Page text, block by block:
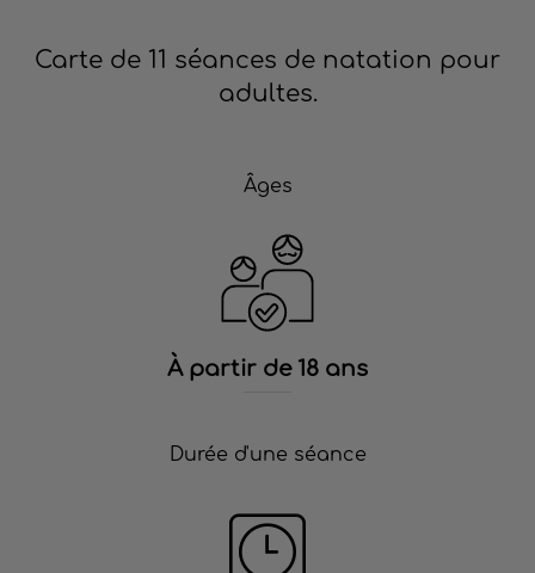
Carte de 11 séances de natation pour
adultes.
Âges
À partir de 18 ans
Durée d'une séance